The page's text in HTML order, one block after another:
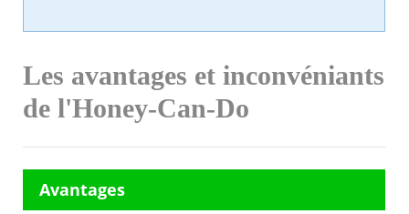
Les avantages et inconvéniants
de l'Honey-Can-Do